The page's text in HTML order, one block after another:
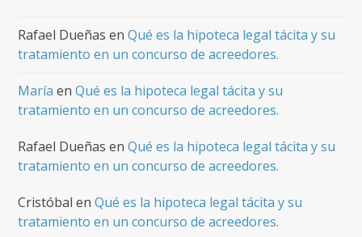
Rafael Dueñas enQué es la hipoteca legal tácita y su
tratamiento en un concurso de acreedores.
María enQué es la hipoteca legal tácita y su
tratamiento en un concurso de acreedores.
Rafael Dueñas enQué es la hipoteca legal tácita y su
tratamiento en un concurso de acreedores.
Cristóbal enQué es la hipoteca legal tácita y su
tratamiento en un concurso de acreedores.